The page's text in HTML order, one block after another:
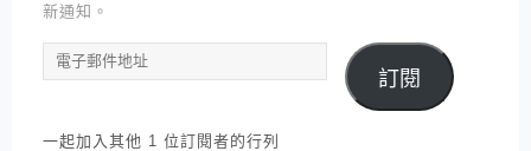
新通知。
電
子
件
訂閱
一起加入其他 1 位訂閱者的行列